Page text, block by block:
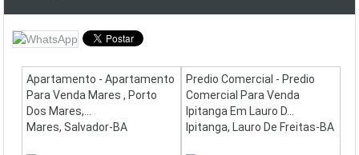
Apartamento - Apartamento
Para Venda Mares , Porto
Dos Mares,...
Mares, Salvador-BA
Predio Comercial - Predio
Comercial Para Venda
Ipitanga Em Lauro D...
Ipitanga, Lauro De Freitas-BA